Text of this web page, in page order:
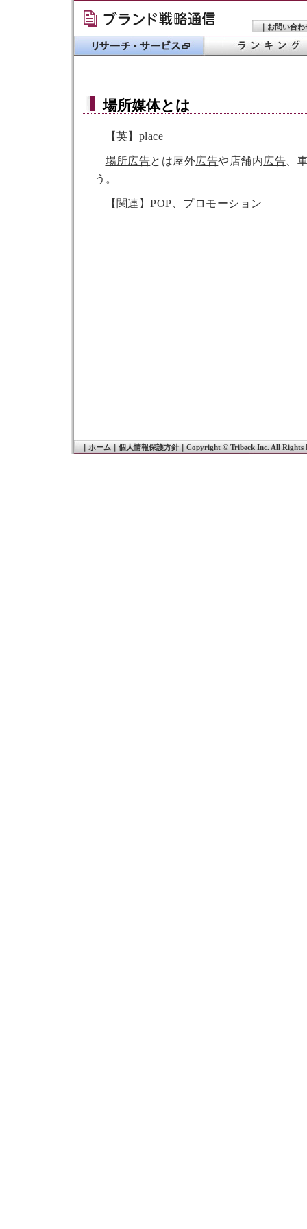
｜ お問い合わ
場所媒体とは
【英】place
場所広告とは屋外広告や店舗内広告 、
う。
【関連】POP プロモーション
ホーム｜ 個人情報保護方針｜ Copyright © Tribeck Inc. All Rights